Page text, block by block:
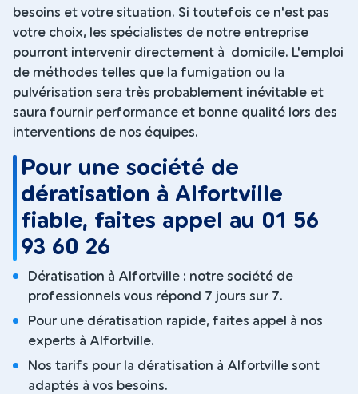
besoins et votre situation. Si toutefois ce n'est pas
votre choix, les spécialistes de notre entreprise
pourront intervenir directement à domicile. L'emploi
de méthodes telles que la fumigation ou la
pulvérisation sera très probablement inévitable et
saura fournir performance et bonne qualité lors des
interventions de nos équipes.
Pour une société de
dératisation à Alfortville
fiable, faites appel au 01 56
93 60 26
Dératisation à Alfortville : notre société de
professionnels vous répond 7 jours sur 7.
Pour une dératisation rapide, faites appel à nos
experts à Alfortville.
Nos tarifs pour la dératisation à Alfortville sont
adaptés à vos besoins.